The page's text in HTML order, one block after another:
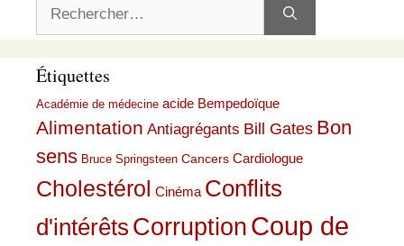
Étiquettes
Académie de médecine acide Bempedoïque
Alimentation Antiagrégants Bill Gates Bon
sens Bruce Springsteen Cancers Cardiologue
Cholestérol Cinéma Conflits
d'intérêts CorruptionCoup de